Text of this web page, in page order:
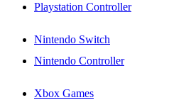
Playstation Controller
Nintendo Switch
Nintendo Controller
Xbox Games